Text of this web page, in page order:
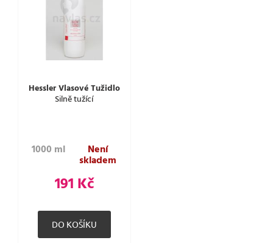
Hessler Vlasové Tužidlo
Silně tužící
1000 ml Není
skladem
191 Kč